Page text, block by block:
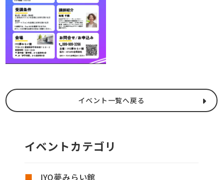
イベント一覧へ戻る
イベントカテゴリ
IYO夢みらい館